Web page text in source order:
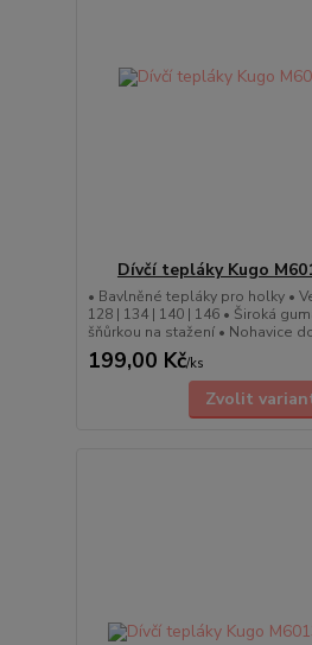
Dívčí tepláky Kugo
• Bavlněné tepláky pro holky •
128 | 134 | 140 | 146 • Široká
šňůrkou na stažení • Nohavice
199,00 Kč/ks
Zvolit